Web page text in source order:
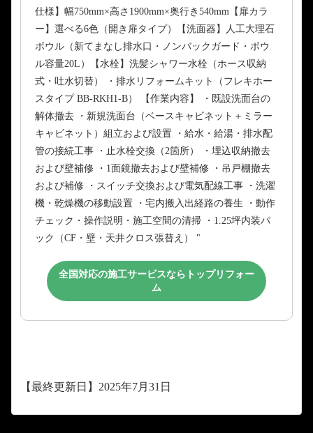
仕様】幅750mm×高さ1900mm×奥行き540mm【扉カラ
ー】選べる6色（開き扉タイプ）【洗面器】人工大理石
ボウル（新てまなし排水口・ノンバックガード・ボウ
ル容量20L）【水栓】洗髪シャワー水栓（ホース収納
式・吐水切替） ・排水リフォームキット（フレキホー
スタイプ BB-RKH1-B） 【作業内容】 ・既設洗面台の
解体撤去 ・新規洗面台（ベースキャビネット＋ミラー
キャビネット）組立および設置 ・給水・給湯・排水配
管の接続工事 ・止水栓交換（2箇所） ・埋込収納撤去
および壁補修 ・1面鏡撤去および壁補修 ・吊戸棚撤去
および補修 ・スイッチ交換および電気配線工事 ・洗濯
機・乾燥機の移動設置 ・宅内搬入出経路の養生 ・動作
チェック・操作説明・施工空間の清掃 ・1.25坪内装パ
ック（CF・壁・天井クロス張替え） "
全国対応の施工サービスならトップリフォー
ム
【最終更新日】2025年7月31日